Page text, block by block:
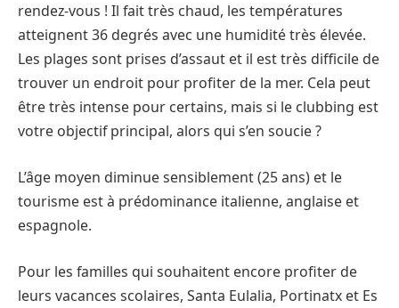
rendez-vous ! Il fait très chaud, les températures
atteignent 36 degrés avec une humidité très élevée.
Les plages sont prises d’assaut et il est très difficile de
trouver un endroit pour profiter de la mer. Cela peut
être très intense pour certains, mais si le clubbing est
votre objectif principal, alors qui s’en soucie ?
L’âge moyen diminue sensiblement (25 ans) et le
tourisme est à prédominance italienne, anglaise et
espagnole.
Pour les familles qui souhaitent encore profiter de
leurs vacances scolaires, Santa Eulalia, Portinatx et Es